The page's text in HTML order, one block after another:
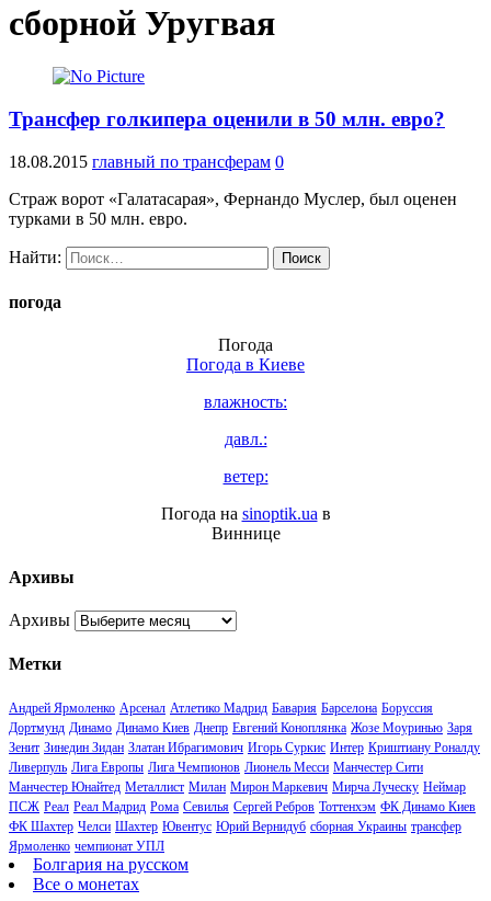
сборной Уругвая
Трансфер голкипера оценили в 50 млн. евро?
18.08.2015 главный по трансферам 0
Страж ворот «Галатасарая», Фернандо Муслер, был оценен
турками в 50 млн. евро.
Найти:
погода
Погода
Погода в Киеве
влажность:
давл.:
ветер:
Погода на sinoptik.ua в
Виннице
Архивы
Архивы
Метки
Андрей Ярмоленко Арсенал Атлетико Мадрид Бавария Барселона Боруссия
Дортмунд Динамо Динамо Киев Днепр Евгений Коноплянка Жозе Моуринью Заря
Зенит Зинедин Зидан Златан Ибрагимович Игорь Суркис Интер Криштиану Роналду
Ливерпуль Лига Европы Лига Чемпионов Лионель Месси Манчестер Сити
Манчестер Юнайтед Металлист Милан Мирон Маркевич Мирча Луческу Неймар
ПСЖ Реал Реал Мадрид Рома Севилья Сергей Ребров Тоттенхэм ФК Динамо Киев
ФК Шахтер Челси Шахтер Ювентус Юрий Вернидуб сборная Украины трансфер
Ярмоленко чемпионат УПЛ
Болгария на русском
Все о монетах